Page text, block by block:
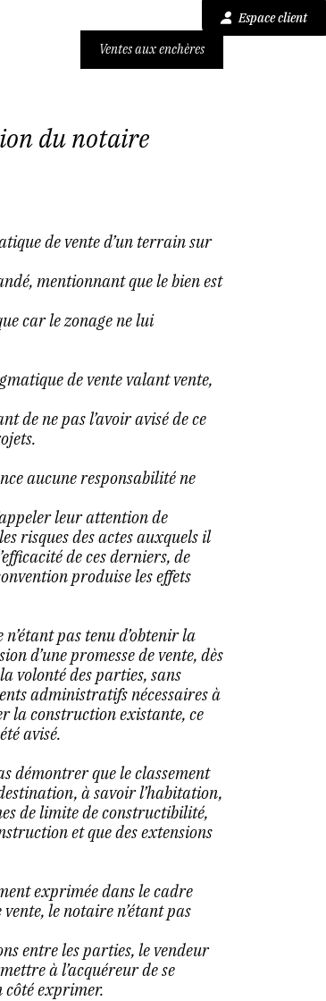
Espace client
Ventes aux enchères
du notaire
de vente d’un terrain sur
mentionnant que le bien est
car le zonage ne lui
de vente valant vente,
de ne pas l’avoir avisé de ce
aucune responsabilité ne
leur attention de
risques des actes auxquels il
de ces derniers, de
produise les effets
pas tenu d’obtenir la
d’une promesse de vente, dès
volonté des parties, sans
administratifs nécessaires à
la construction existante, ce
avisé.
démontrer que le classement
à savoir l’habitation,
de limite de constructibilité,
et que des extensions
exprimée dans le cadre
le notaire n’étant pas
entre les parties, le vendeur
à l’acquéreur de se
côté exprimer.